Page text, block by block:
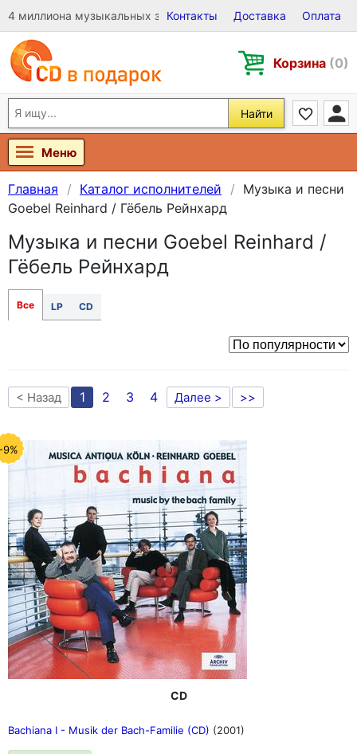
4 миллиона музыкальных записей на Виниле, CD и DVD
Контакты Доставка Оплата
Корзина (0)
Найти
Меню
Главная Каталог исполнителей
Музыка и песни
Goebel Reinhard / Гёбель Рейнхард
Музыка и песни Goebel Reinhard /
Гёбель Рейнхард
Все LP CD
< Назад 1 2 3 4 Далее > >>
9%
CD
Bachiana I - Musik der Bach-Familie (CD) (2001)